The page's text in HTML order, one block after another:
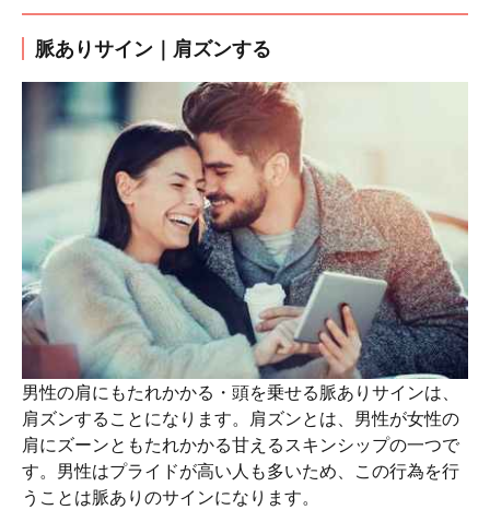
脈ありサイン｜肩ズンする
男性の肩にもたれかかる・頭を乗せる脈ありサインは、
肩ズンすることになります。肩ズンとは、男性が女性の
肩にズーンともたれかかる甘えるスキンシップの一つで
す。男性はプライドが高い人も多いため、この行為を行
うことは脈ありのサインになります。